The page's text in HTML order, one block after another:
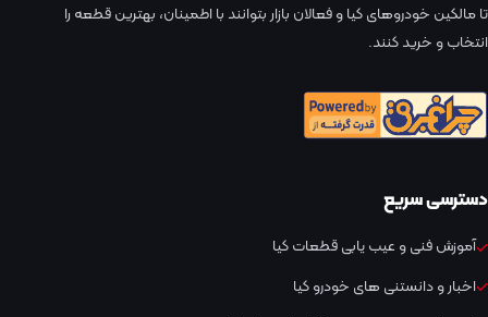
تا مالکین خودروهای کیا و فعالان بازار بتوانند با اطمینان، بهترین قطعه را
انتخاب و خرید کنند.
دسترسی سریع
آموزش فنی و عیب یابی قطعات کیا
اخبار و دانستنی های خودرو کیا